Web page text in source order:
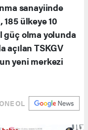
sanayiinde
ülkeye 10
güç olma yolunda
açılan TSKGV
yeni merkezi
OL